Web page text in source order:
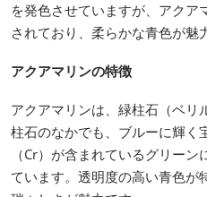
を発色させていますが、アク
されており、柔らかな青色が魅
アクアマリンの特徴
アクアマリンは、緑柱石（ベリ
柱石のなかでも、ブルーに輝く
（Cr）が含まれているグリー
ています。透明度の高い青色が